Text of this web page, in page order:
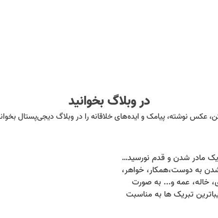
در وبلاگ بخوانید
عکس نوشته، پیامک و ایده‌های خلاقانه را در وبلاگ دیجی‌پستال
90 متن تبریک مادر شدن و قدم نورسیده به دوست، همکار، همسر، خواهر، جاری، خاله، عمه
به دوست،همکار، خواهر،
خاله، عمه و... به صورت
تبریک ها به مناسبت